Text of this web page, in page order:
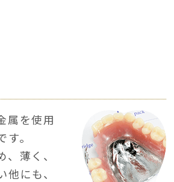
属を使用
。
薄く、
にも、